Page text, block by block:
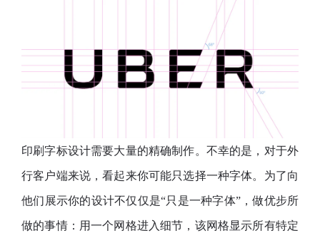
印刷字标设计需要大量的精确制作。不幸的是，对于外
行客户端来说，看起来你可能只选择一种字体。为了向
他们展示你的设计不仅仅是“只是一种字体”，做优步所
做的事情：用一个网格进入细节，该网格显示所有特定